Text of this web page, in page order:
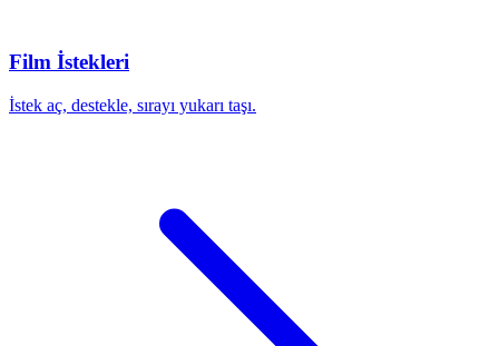
Film İstekleri
İstek aç, destekle, sırayı yukarı taşı.